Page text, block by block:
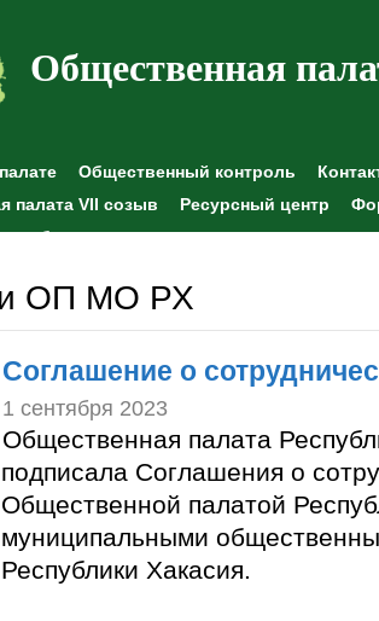
Общественная
Общественный контроль
палата VII созыв
Ресурсный центр
наблюдения
ОП МО РХ
Соглашение о
1 сентября 2023
Общественная палата
подписала Соглашения о
Общественной палатой
муниципальными
Республики Хакасия.